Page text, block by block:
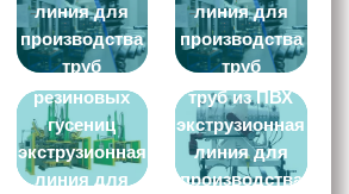
линия для
производства
труб
линия для
производства
труб
Машина для
производства
резиновых
гусениц
экструзионная
линия для
Головка для
труб из ПВХ
экструзионная
линия для
производства